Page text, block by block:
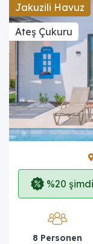
Jakuzili Havuz
Ateş Çukuru
%20
8 Personen